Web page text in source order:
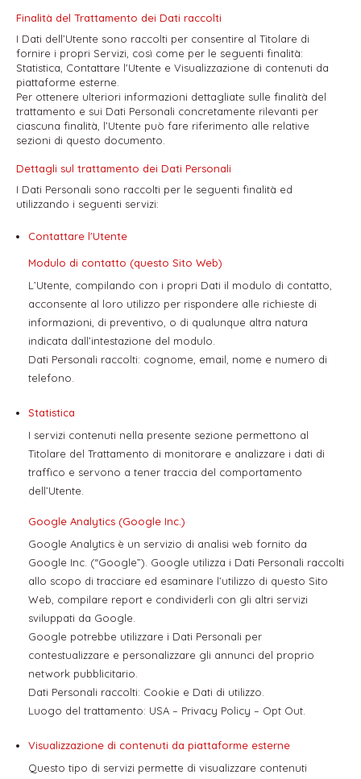
Finalità del Trattamento dei Dati raccolti
I Dati dell’Utente sono raccolti per consentire al Titolare di
fornire i propri Servizi, così come per le seguenti finalità:
Statistica, Contattare l'Utente e Visualizzazione di contenuti da
piattaforme esterne.
Per ottenere ulteriori informazioni dettagliate sulle finalità del
trattamento e sui Dati Personali concretamente rilevanti per
ciascuna finalità, l’Utente può fare riferimento alle relative
sezioni di questo documento.
Dettagli sul trattamento dei Dati Personali
I Dati Personali sono raccolti per le seguenti finalità ed
utilizzando i seguenti servizi:
Contattare l'Utente
Modulo di contatto (questo Sito Web)
L’Utente, compilando con i propri Dati il modulo di contatto,
acconsente al loro utilizzo per rispondere alle richieste di
informazioni, di preventivo, o di qualunque altra natura
indicata dall’intestazione del modulo.
Dati Personali raccolti: cognome, email, nome e numero di
telefono.
Statistica
I servizi contenuti nella presente sezione permettono al
Titolare del Trattamento di monitorare e analizzare i dati di
traffico e servono a tener traccia del comportamento
dell’Utente.
Google Analytics (Google Inc.)
Google Analytics è un servizio di analisi web fornito da
Google Inc. (“Google”). Google utilizza i Dati Personali raccolti
allo scopo di tracciare ed esaminare l’utilizzo di questo Sito
Web, compilare report e condividerli con gli altri servizi
sviluppati da Google.
Google potrebbe utilizzare i Dati Personali per
contestualizzare e personalizzare gli annunci del proprio
network pubblicitario.
Dati Personali raccolti: Cookie e Dati di utilizzo.
Luogo del trattamento: USA – Privacy Policy – Opt Out
Visualizzazione di contenuti da piattaforme esterne
Questo tipo di servizi permette di visualizzare contenuti